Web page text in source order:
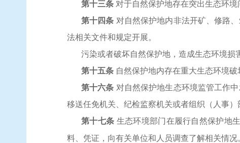
第十三条 对于自然保护地存在突出生态环
第十四条 对自然保护地内非法开矿、修路
法相关文件和规定开展。
污染或者破坏自然保护地，造成生态环境损
第十五条 自然保护地内存在重大生态环境
第十六条 对自然保护地生态环境监管工作
移送任免机关、纪检监察机关或者组织（人事
第十七条 生态环境部门在履行自然保护地
料、凭证，向有关单位和人员调查了解相关情况